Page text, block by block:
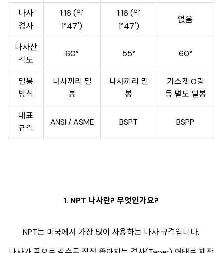
나사
경사
1:16 (약
1°47′)
1:16 (약
1°47′)
없음
나사산
각도
60° 55° 60°
밀봉
방식
나사끼리 밀
봉
나사끼리 밀
봉
가스켓·O링
등 별도 밀봉
대표
규격
ANSI / ASME BSPT BSPP
1. NPT 나사란? 무엇인가요?
NPT는 미국에서 가장 많이 사용하는 나사 규격입니다.